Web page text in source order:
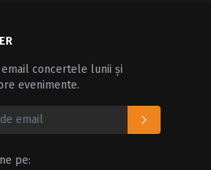
concertele lunii și
evenimente.
pe: